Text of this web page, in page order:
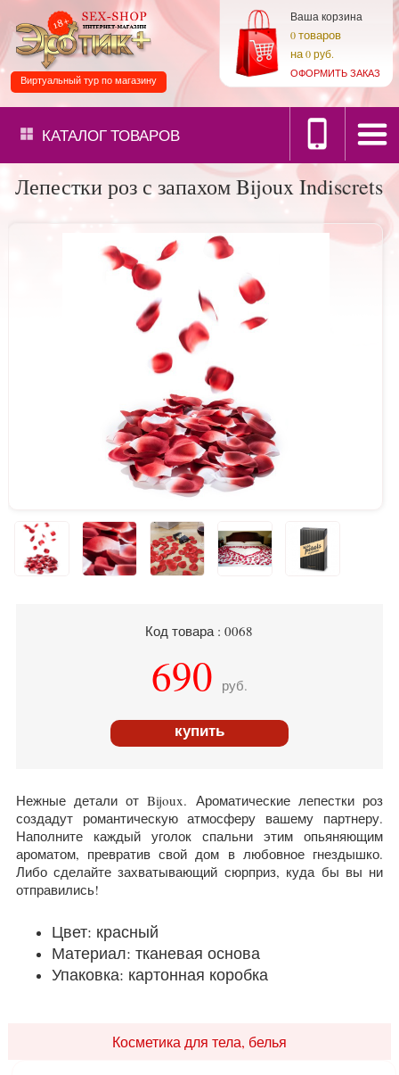
Ваша корзина
0товаров
на0 руб.
ОФОРМИТЬ ЗАКАЗ
Виртуальный тур по магазину
КАТАЛОГТОВАРОВ
Лепестки роз с запахом Bijoux Indiscrets
Код товара : 0068
690 руб.
купить
Нежные детали от Bijoux. Ароматические лепестки роз
создадут романтическую атмосферу вашему партнеру.
Наполните каждый уголок спальни этим опьяняющим
ароматом, превратив свой дом в любовное гнездышко.
Либо сделайте захватывающий сюрприз, куда бы вы ни
отправились!
Цвет: красный
Материал: тканевая основа
Упаковка: картонная коробка
Косметика для тела, белья